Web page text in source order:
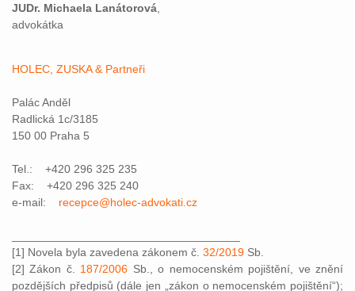
JUDr. Michaela Lanátorová
advokátka
HOLEC, ZUSKA & Partneři
Palác Anděl
Radlická 1c/3185
150 00 Praha 5
Tel.: +420 296 325 235
Fax: +420 296 325 240
e-mail: recepce@holec-advokati.cz
[1] Novela byla zavedena zákonem č. 32/2019 Sb.
[2] Zákon č. 187/2006 Sb., o nemocenském pojištění, ve znění
pozdějších předpisů (dále jen „zákon o nemocenském pojištění“);